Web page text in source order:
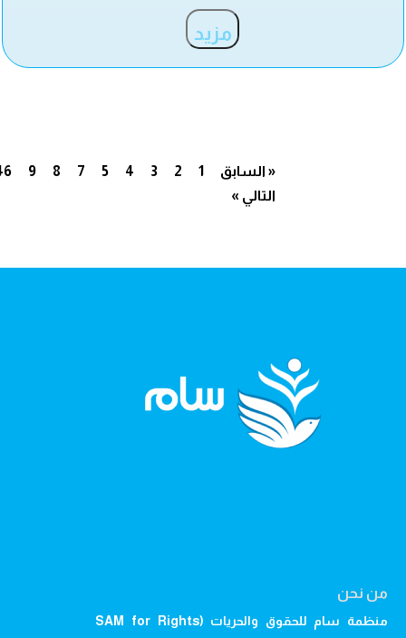
مزيد
« السابق 1
2
3
4
5
7
8
9
التالي »
من نحن
منظمة سام للحقوق والحريات (SAM for Rights